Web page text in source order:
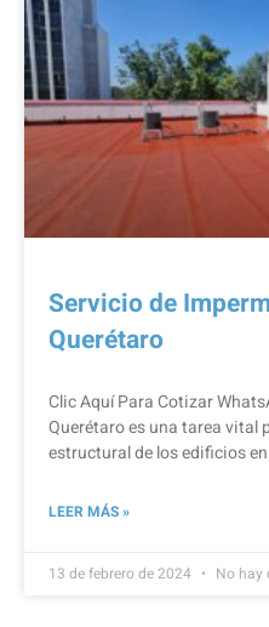
Servicio de
Querétaro
Clic Aquí Para Cotizar​
Querétaro es una tarea vital
estructural de los edificios
LEER MÁS »
13 de febrero de 2024 No hay